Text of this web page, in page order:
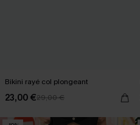
Bikini rayé col plongeant
23,00 €29,00 €